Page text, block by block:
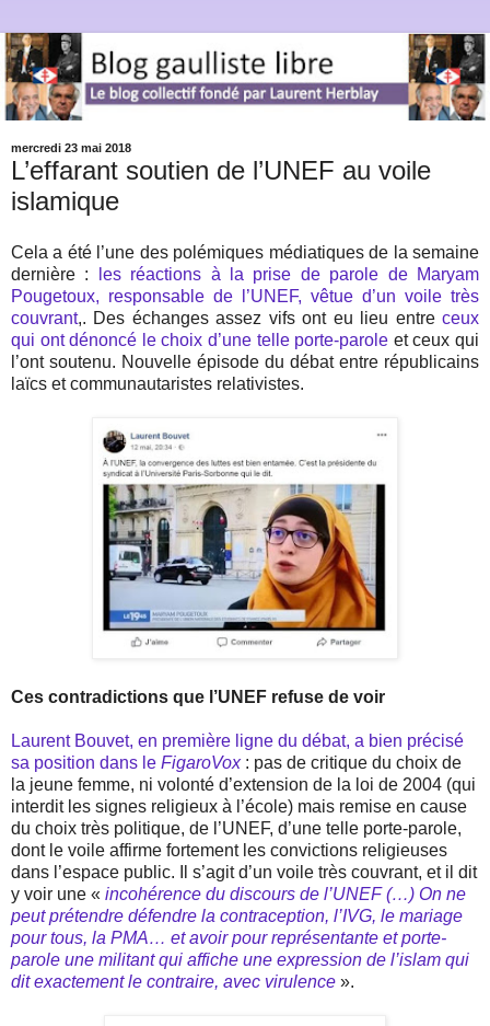
mercredi 23 mai 2018
L’effarant soutien de l’UNEF au voile
islamique
Cela a été l’une des polémiques médiatiques de la semaine
dernière :
les réactions à la prise de parole de Maryam
Pougetoux, responsable de l’UNEF, vêtue d’un voile très
couvrant,. Des échanges assez vifs ont eu lieu entre ceux
qui ont dénoncé le choix d’une telle porte-parole et ceux qui
l’ont soutenu. Nouvelle épisode du débat entre républicains
laïcs et communautaristes relativistes.
Ces contradictions que l’UNEF refuse de voir
Laurent Bouvet, en première ligne du débat, a bien précisé
sa position dans le FigaroVox : pas de critique du choix de
la jeune femme, ni volonté d’extension de la loi de 2004 (qui
interdit les signes religieux à l’école) mais remise en cause
du choix très politique, de l’UNEF, d’une telle porte-parole,
dont le voile affirme fortement les convictions religieuses
dans l’espace public. Il s’agit d’un voile très couvrant, et il dit
y voir une « incohérence du discours de l’UNEF (…) On ne
peut prétendre défendre la contraception, l’IVG, le mariage
pour tous, la PMA… et avoir pour représentante et porte-
parole une militant qui affiche une expression de l’islam qui
dit exactement le contraire, avec virulence ».